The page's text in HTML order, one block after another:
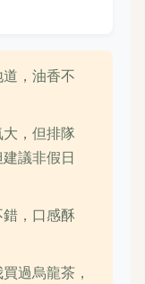
，油香不
，但排隊
議非假日
，口感酥
過烏龍茶，